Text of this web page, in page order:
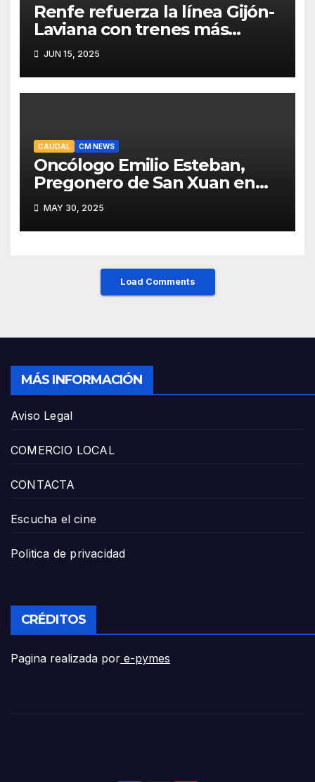
Renfe refuerza la línea Gijón-
Laviana con trenes más
fiables y mejor servicio para
recuperar viajeros
JUN 15, 2025
CAUDAL CM NEWS
Oncólogo Emilio Esteban,
Pregonero de San Xuan en
Mieres: Un Honor para Turón
y el HUCA
MAY 30, 2025
Load Comments
MÁS INFORMACIÓN
Aviso Legal
COMERCIO LOCAL
CONTACTA
Escucha el cine
Politica de privacidad
CRÉDITOS
Pagina realizada por e-pymes